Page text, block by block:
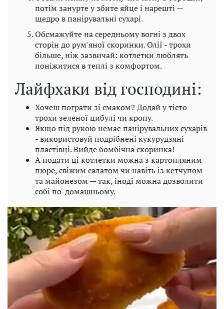
потім занурте у збите яйце і нарешті —
щедро в панірувальні сухарі.
Обсмажуйте на середньому вогні з двох
сторін до рум'яної скоринки. Олії - трохи
більше, ніж зазвичай: котлетки люблять
поніжитися в теплі з комфортом.
Лайфхаки від господині:
Хочеш пограти зі смаком? Додай у тісто
трохи зеленої цибулі чи кропу.
Якщо під рукою немає панірувальних сухарів
- використовуй подрібнені кукурудзяні
пластівці. Вийде бомбічна скоринка!
А подати ці котлетки можна з картопляним
пюре, свіжим салатом чи навіть із кетчупом
та майонезом — так, іноді можна дозволити
собі по-домашньому.